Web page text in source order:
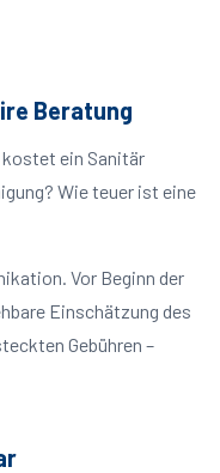
Beratung
kostet ein Sanitär
Wie teuer ist eine
Vor Beginn der
Einschätzung des
Gebühren –